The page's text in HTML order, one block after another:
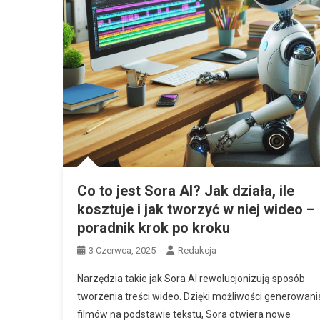
Co to jest Sora AI? Jak działa, ile
kosztuje i jak tworzyć w niej wideo –
poradnik krok po kroku
3 Czerwca, 2025 Redakcja
Narzędzia takie jak Sora AI rewolucjonizują sposób
tworzenia treści wideo. Dzięki możliwości
filmów na podstawie tekstu, Sora otwiera nowe